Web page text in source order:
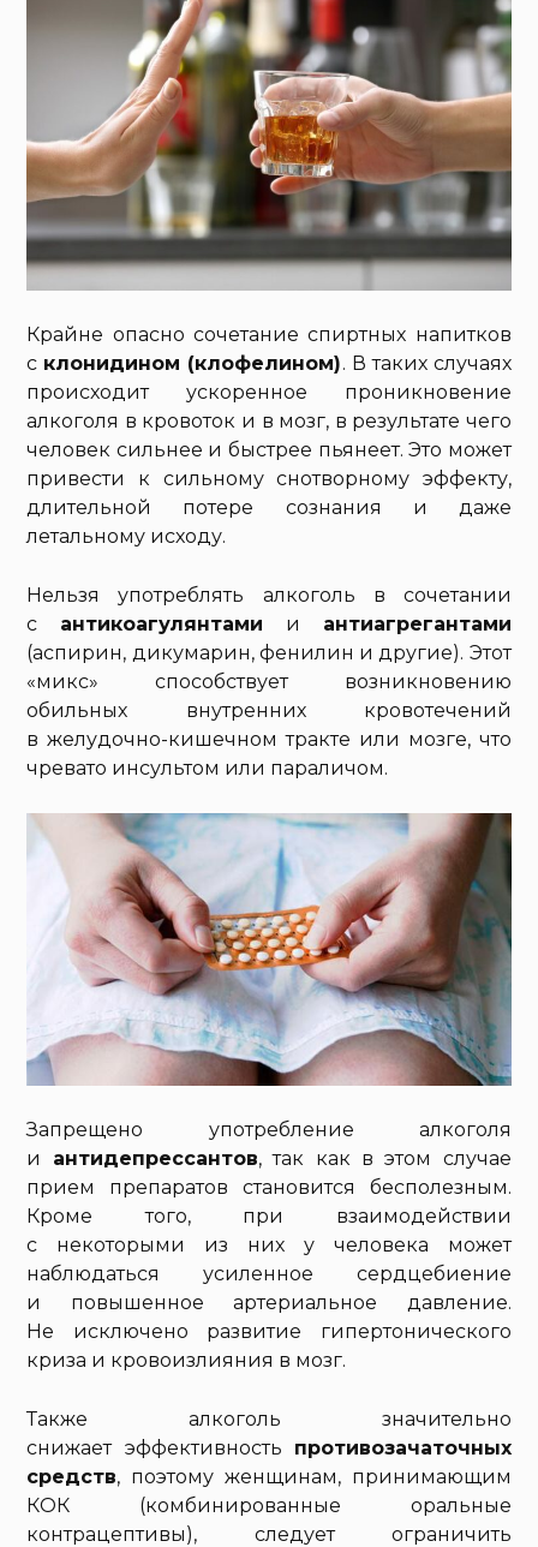
Крайне опасно сочетание спиртных напитков
с клонидином (клофелином). В таких случаях
происходит ускоренное проникновение
алкоголя в кровоток и в мозг, в результате чего
человек сильнее и быстрее пьянеет. Это может
привести к сильному снотворному эффекту,
длительной потере сознания и даже
летальному исходу.
Нельзя употреблять алкоголь в сочетании
с антикоагулянтами и антиагрегантами
(аспирин, дикумарин, фенилин и другие). Этот
«микс» способствует возникновению
обильных внутренних кровотечений
в желудочно-кишечном тракте или мозге, что
чревато инсультом или параличом.
Запрещено употребление алкоголя
и антидепрессантов, так как в этом случае
прием препаратов становится бесполезным.
Кроме того, при взаимодействии
с некоторыми из них у человека может
наблюдаться усиленное сердцебиение
и повышенное артериальное давление.
Не исключено развитие гипертонического
криза и кровоизлияния в мозг.
Также алкоголь значительно
снижает эффективность противозачаточных
средств, поэтому женщинам, принимающим
КОК (комбинированные оральные
контрацептивы), следует ограничить